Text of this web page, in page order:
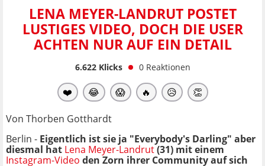
LENA MEYER-LANDRUT POSTET
LUSTIGES VIDEO, DOCH DIE USER
ACHTEN NUR AUF EIN DETAIL
6.622Klicks 0 Reaktionen
❤️ 😂 😱 🔥 😥 👏
Von Thorben Gotthardt
Berlin - Eigentlich ist sie ja "Everybody's Darling" aber
diesmal hat Lena Meyer-Landrut(31) mit einem
Instagram-Video den Zorn ihrer Community auf sich